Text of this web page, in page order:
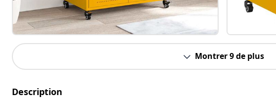
Montrer 9 de plus
Description